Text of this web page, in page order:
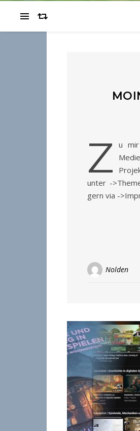
Z u
unter -
gern via -
Nolden